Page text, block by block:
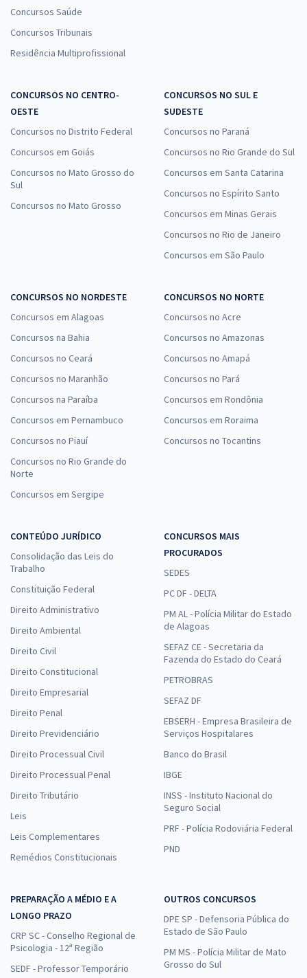
Concursos Saúde
Concursos Tribunais
Residência Multiprofissional
CONCURSOS NO CENTRO-
OESTE
Concursos no Distrito Federal
Concursos em Goiás
Concursos no Mato Grosso do
Sul
Concursos no Mato Grosso
CONCURSOS NO SUL E
SUDESTE
Concursos no Paraná
Concursos no Rio Grande do Sul
Concursos em Santa Catarina
Concursos no Espírito Santo
Concursos em Minas Gerais
Concursos no Rio de Janeiro
Concursos em São Paulo
CONCURSOS NO NORDESTE
Concursos em Alagoas
Concursos na Bahia
Concursos no Ceará
Concursos no Maranhão
Concursos na Paraíba
Concursos em Pernambuco
Concursos no Piauí
Concursos no Rio Grande do
Norte
Concursos em Sergipe
CONCURSOS NO NORTE
Concursos no Acre
Concursos no Amazonas
Concursos no Amapá
Concursos no Pará
Concursos em Rondônia
Concursos em Roraima
Concursos no Tocantins
CONTEÚDO JURÍDICO
Consolidação das Leis do
Trabalho
Constituição Federal
Direito Administrativo
Direito Ambiental
Direito Civil
Direito Constitucional
Direito Empresarial
Direito Penal
Direito Previdenciário
Direito Processual Civil
Direito Processual Penal
Direito Tributário
Leis
Leis Complementares
Remédios Constitucionais
CONCURSOS MAIS
PROCURADOS
SEDES
PC DF - DELTA
PM AL - Polícia Militar do Estado
de Alagoas
SEFAZ CE - Secretaria da
Fazenda do Estado do Ceará
PETROBRAS
SEFAZ DF
EBSERH - Empresa Brasileira de
Serviços Hospitalares
Banco do Brasil
IBGE
INSS - Instituto Nacional do
Seguro Social
PRF - Polícia Rodoviária Federal
PND
PREPARAÇÃO A MÉDIO E A
LONGO PRAZO
CRP SC - Conselho Regional de
Psicologia - 12ª Região
SEDF - Professor Temporário
OUTROS CONCURSOS
DPE SP - Defensoria Pública do
Estado de São Paulo
PM MS - Polícia Militar de Mato
Grosso do Sul